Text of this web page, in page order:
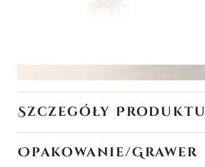
Szczegóły Produktu
Opakowanie/Grawer